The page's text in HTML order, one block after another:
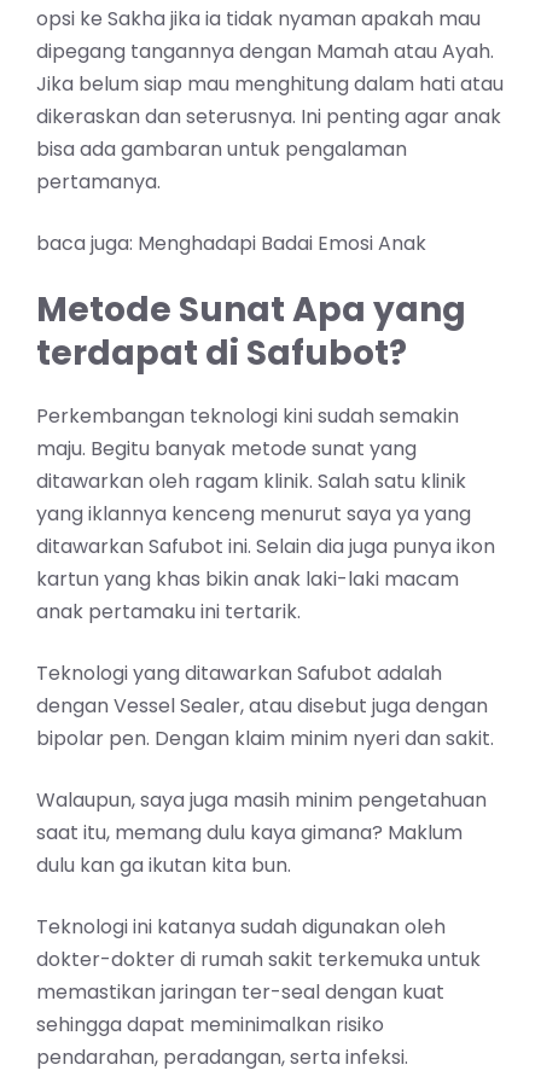
opsi ke Sakha jika ia tidak nyaman apakah mau
dipegang tangannya dengan Mamah atau Ayah.
Jika belum siap mau menghitung dalam hati atau
dikeraskan dan seterusnya. Ini penting agar anak
bisa ada gambaran untuk pengalaman
pertamanya.
baca juga: Menghadapi Badai Emosi Anak
Metode Sunat Apa yang
terdapat di Safubot?
Perkembangan teknologi kini sudah semakin
maju. Begitu banyak metode sunat yang
ditawarkan oleh ragam klinik. Salah satu klinik
yang iklannya kenceng menurut saya ya yang
ditawarkan Safubot ini. Selain dia juga punya ikon
kartun yang khas bikin anak laki-laki macam
anak pertamaku ini tertarik.
Teknologi yang ditawarkan Safubot adalah
dengan Vessel Sealer, atau disebut juga dengan
bipolar pen. Dengan klaim minim nyeri dan sakit.
Walaupun, saya juga masih minim pengetahuan
saat itu, memang dulu kaya gimana? Maklum
dulu kan ga ikutan kita bun.
Teknologi ini katanya sudah digunakan oleh
dokter-dokter di rumah sakit terkemuka untuk
memastikan jaringan ter-seal dengan kuat
sehingga dapat meminimalkan risiko
pendarahan, peradangan, serta infeksi.